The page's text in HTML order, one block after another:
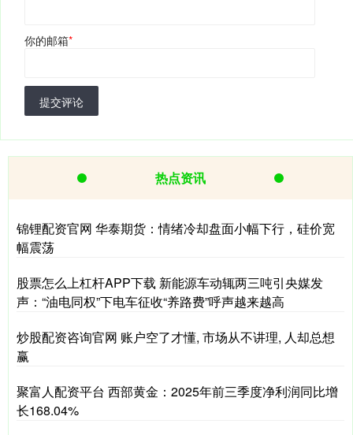
你的邮箱*
提交评论
热点资讯
锦锂配资官网 华泰期货：情绪冷却盘面小幅下行，硅价宽
幅震荡
股票怎么上杠杆APP下载 新能源车动辄两三吨引央媒发
声：“油电同权”下电车征收“养路费”呼声越来越高
炒股配资咨询官网 账户空了才懂, 市场从不讲理, 人却总想
赢
聚富人配资平台 西部黄金：2025年前三季度净利润同比增
长168.04%